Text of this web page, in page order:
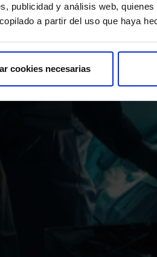
publicidad y análisis web,
a partir del uso que haya
cookies necesarias